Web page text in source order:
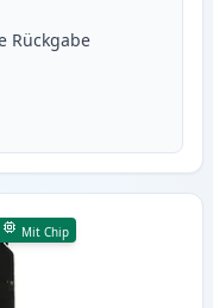
Rückgabe
Mit Chip